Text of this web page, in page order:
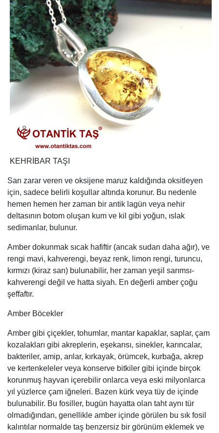
KEHRİBAR TAŞI
Sarı zarar veren ve oksijene maruz kaldığında oksitleyen
için, sadece belirli koşullar altında korunur. Bu nedenle
hemen hemen her zaman bir antik lagün veya nehir
deltasının botom oluşan kum ve kil gibi yoğun, ıslak
sedimanlar, bulunur.
Amber dokunmak sıcak hafiftir (ancak sudan daha ağır), ve
rengi mavi, kahverengi, beyaz renk, limon rengi, turuncu,
kırmızı (kiraz sarı) bulunabilir, her zaman yeşil sarımsı-
kahverengi değil ve hatta siyah. En değerli amber çoğu
şeffaftır.
Amber Böcekler
Amber gibi çiçekler, tohumlar, mantar kapaklar, saplar, çam
kozalakları gibi akreplerin, eşekarısı, sinekler, karıncalar,
bakteriler, amip, arılar, kırkayak, örümcek, kurbağa, akrep
ve kertenkeleler veya konserve bitkiler gibi içinde birçok
korunmuş hayvan içerebilir onlarca veya eski milyonlarca
yıl yüzlerce çam iğneleri. Bazen kürk veya tüy de içinde
bulunabilir. Bu fosiller, bugün hayatta olan taht aynı tür
olmadığından, genellikle amber içinde görülen bu sık fosil
kalıntılar normalde taş benzersiz bir görünüm eklemek ve